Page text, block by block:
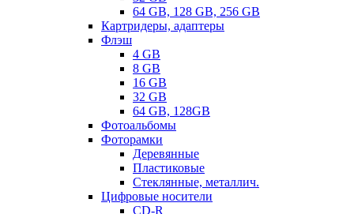
64 GB, 128 GB, 256 GB
Картридеры, адаптеры
Флэш
4 GB
8 GB
16 GB
32 GB
64 GB, 128GB
Фотоальбомы
Фоторамки
Деревянные
Пластиковые
Стеклянные, металлич.
Цифровые носители
CD-R